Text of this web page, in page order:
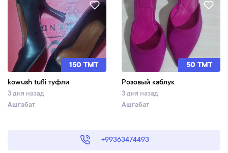
150 TMT
kowush tufli туфли
3 дня назад
Ашгабат
50 TMT
Розовый каблук
3 дня назад
Ашгабат
+99363474493